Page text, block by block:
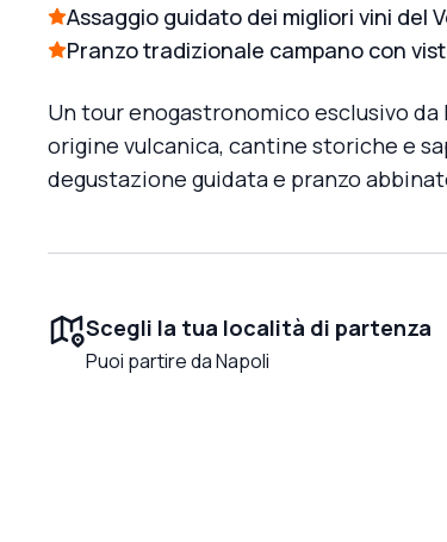
Assaggio guidato dei migliori vini del
Pranzo tradizionale campano con
Un tour enogastronomico esclusivo
origine vulcanica, cantine storiche e
degustazione guidata e pranzo
Scegli la tua località di partenza
Puoi partire da Napoli